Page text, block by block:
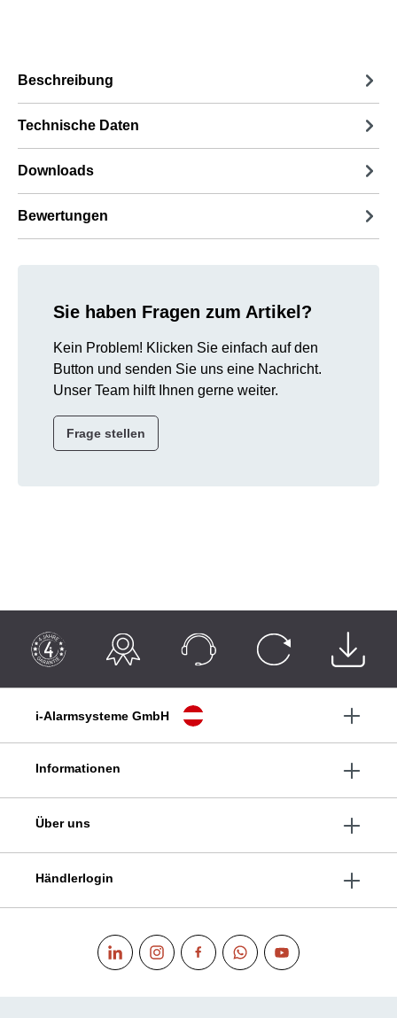
Beschreibung
Technische Daten
Downloads
Bewertungen
Sie haben Fragen zum Artikel?
Kein Problem! Klicken Sie einfach auf den
Button und senden Sie uns eine Nachricht.
Unser Team hilft Ihnen gerne weiter.
Frage stellen
i-Alarmsysteme GmbH
Informationen
Über uns
Händlerlogin